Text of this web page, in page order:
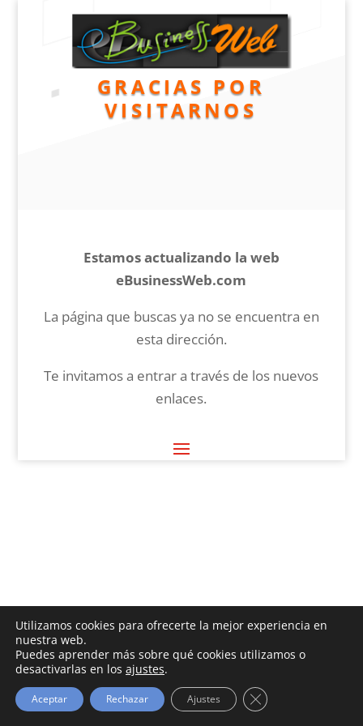
GRACIAS POR
VISITARNOS
Estamos actualizando la web
eBusinessWeb.com
La página que buscas ya no se encuentra en
esta dirección.
Te invitamos a entrar a través de los nuevos
enlaces.
Utilizamos cookies para ofrecerte la mejor experiencia en
nuestra web.
Puedes aprender más sobre qué cookies utilizamos o
desactivarlas en los ajustes.
Aceptar Rechazar Ajustes Cerrar el banner de